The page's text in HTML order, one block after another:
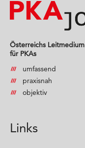
Österreichs Leitmedium
für PKAs
umfassend
praxisnah
objektiv
Links